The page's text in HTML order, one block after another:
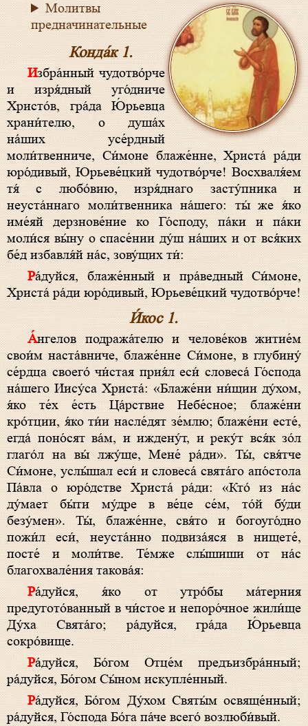
Молитвы
предначинательные
Конда́к 1.
Избра́нный чудотво́рче
и изря́дный уго́дниче
Христо́в, гра́да Ю́рьевца
храни́телю, о душа́х
на́ших усе́рдный
моли́твенниче, Си́моне блаже́нне, Христа́ ра́ди
юро́дивый, Юрьеве́цкий чудотво́рче! Восхваля́ем
тя́ с любо́вию, изря́днаго засту́пника и
неуста́ннаго моли́твенника на́шего: ты́ же я́ко
име́яй дерзнове́ние ко Го́споду, па́ки и па́ки
моли́ся вы́ну о спасе́нии ду́ш на́ших и от вся́ких
бе́д избавля́й на́с, зову́щих ти́:
Ра́дуйся, блаже́нный и пра́ведный Си́моне,
Христа́ ра́ди юро́дивый, Юрьеве́цкий чудотво́рче!
И́кос 1.
А́нгелов подража́телю и челове́ков житие́м
свои́м наста́вниче, блаже́нне Си́моне, в глубину́
се́рдца своего́ чи́стая прия́л еси́ словеса́ Го́спода
на́шего Иису́са Христа́: «Блаже́ни ни́щии ду́хом,
я́ко те́х е́сть Ца́рствие Небе́сное; блаже́ни
кро́тции, я́ко ти́и насле́дят зе́млю; блаже́ни есте́,
егда́ поно́сят ва́м, и иждену́т, и реку́т вся́к зо́л
глаго́л на вы́ лжу́ще, Мене́ ра́ди». Ты́, свя́тче
Си́моне, услы́шал еси́ и словеса́ свята́го апо́стола
Па́вла о юро́дстве Христа́ ра́ди: «Кто́ из на́с
ду́мает бы́ти му́дре в ве́це се́м, то́й бу́ди
безу́мен». Ты́, блаже́нне, свя́то и богоуго́дно
пожи́л еси́, неуста́нно подвиза́яся в нищете́,
посте́ и моли́тве. Те́мже слы́шиши от на́с
благохвале́ния такова́я:
Ра́дуйся, я́ко от утро́бы ма́терния
предугото́ванный в чи́стое и непоро́чное жили́ще
Ду́ха Свята́го; ра́дуйся, гра́да Ю́рьевца
сокро́вище.
Ра́дуйся, Бо́гом Отце́м предъизбра́нный;
ра́дуйся, Бо́гом Сы́ном искупле́нный.
Ра́дуйся, Бо́гом Ду́хом Святы́м освяще́нный;
ра́дуйся, Го́спода Бо́га па́че всего́ возлюби́вый.